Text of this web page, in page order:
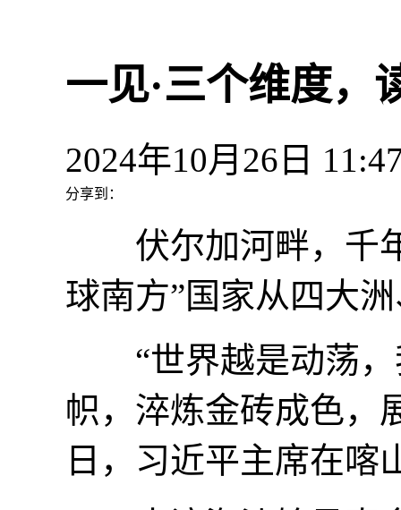
一见·三个维度，
2024年10月26日
分享到：
伏尔加河畔，千年
球南方”国家从四大
“世界越是动荡，
帜，淬炼金砖成色，
日，习近平主席在喀